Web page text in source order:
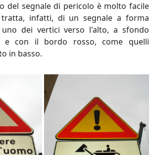
del segnale di pericolo è molto facile
tratta, infatti, di un segnale a forma
dei vertici verso l'alto, a sfondo
e con il bordo rosso, come quelli
in basso.